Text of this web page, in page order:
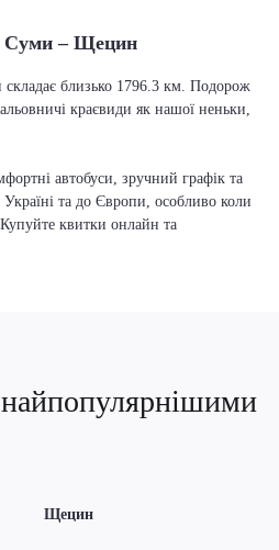
Суми – Щецин
близько 1796.3 км. Подорож
краєвиди як нашої неньки,
автобуси, зручний графік та
та до Європи, особливо коли
квитки онлайн та
Щецин